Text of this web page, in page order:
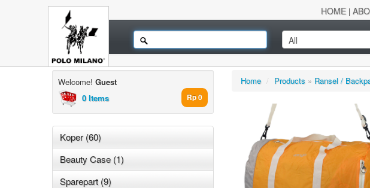
HOME |
Welcome! Guest
0 Items
Rp 0
Koper (60)
Beauty Case (1)
Sparepart (9)
Home / Products » Ransel /